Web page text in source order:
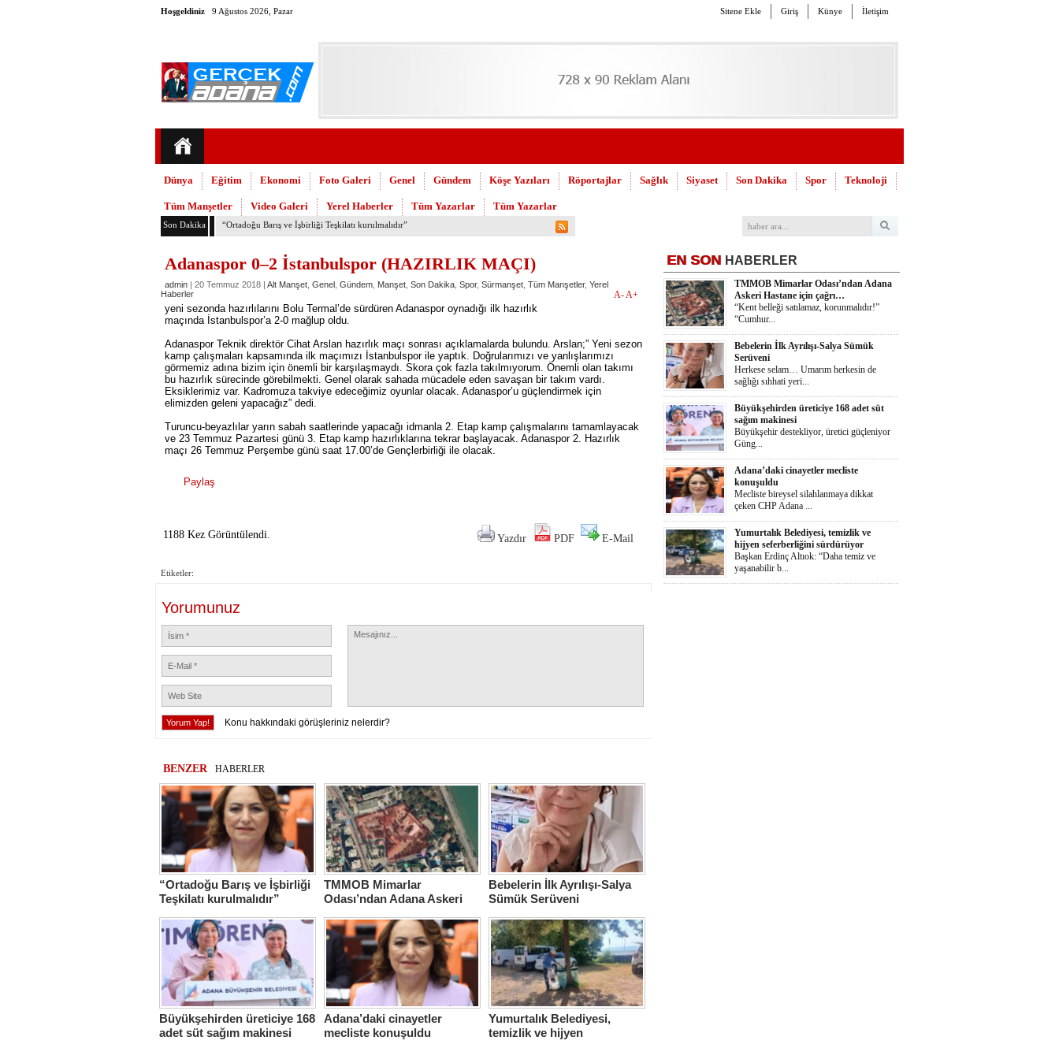
Hoşgeldiniz 9 Ağustos 2026, Pazar Sitene Ekle Giriş Künye İletişim
Dünya Eğitim Ekonomi Foto Galeri Genel Gündem Köşe Yazıları Röportajlar Sağlık Siyaset Son Dakika Spor Teknoloji
Tüm Manşetler Video Galeri Yerel Haberler Tüm Yazarlar Tüm Yazarlar
Son Dakika TMMOB Mimarlar Odası’ndan Adana Askeri Hastane için çağrı…
Adanaspor 0–2 İstanbulspor (HAZIRLIK MAÇI)
admin | 20 Temmuz 2018 | Alt Manşet Genel Gündem Manşet Son Dakika Spor, Sürmanşet Tüm Manşetler, Yerel
Haberler
A-A+
yeni sezonda hazırlılarını Bolu Termal’de sürdüren Adanaspor oynadığı ilk hazırlık
maçında İstanbulspor’a 2-0 mağlup oldu.
Adanaspor Teknik direktör Cihat Arslan hazırlık maçı sonrası açıklamalarda bulundu. Arslan;” Yeni sezon
kamp çalışmaları kapsamında ilk maçımızı İstanbulspor ile yaptık. Doğrularımızı ve yanlışlarımızı
görmemiz adına bizim için önemli bir karşılaşmaydı. Skora çok fazla takılmıyorum. Önemli olan takımı
bu hazırlık sürecinde görebilmekti. Genel olarak sahada mücadele eden savaşan bir takım vardı.
Eksiklerimiz var. Kadromuza takviye edeceğimiz oyunlar olacak. Adanaspor’u güçlendirmek için
elimizden geleni yapacağız” dedi.
Turuncu-beyazlılar yarın sabah saatlerinde yapacağı idmanla 2. Etap kamp çalışmalarını tamamlayacak
ve 23 Temmuz Pazartesi günü 3. Etap kamp hazırlıklarına tekrar başlayacak. Adanaspor 2. Hazırlık
maçı 26 Temmuz Perşembe günü saat 17.00’de Gençlerbirliği ile olacak.
Paylaş
1188 Kez Görüntülendi. Yazdır PDF E-Mail
Etiketler:
Yorumunuz
Konu hakkındaki görüşleriniz nelerdir?
BENZER HABERLER
“Ortadoğu Barış ve İşbirliği
Teşkilatı kurulmalıdır”
TMMOB Mimarlar
Odası’ndan Adana Askeri
Bebelerin İlk Ayrılışı-Salya
Sümük Serüveni
Büyükşehirden üreticiye 168
adet süt sağım makinesi
Adana’daki cinayetler
mecliste konuşuldu
Yumurtalık Belediyesi,
temizlik ve hijyen
EN SON HABERLER
TMMOB Mimarlar Odası’ndan Adana
Askeri Hastane için çağrı…
“Kent belleği satılamaz, korunmalıdır!”
“Cumhur...
Bebelerin İlk Ayrılışı-Salya Sümük
Serüveni
Herkese selam… Umarım herkesin de
sağlığı sıhhati yeri...
Büyükşehirden üreticiye 168 adet süt
sağım makinesi
Büyükşehir destekliyor, üretici güçleniyor
Güng...
Adana’daki cinayetler mecliste
konuşuldu
Mecliste bireysel silahlanmaya dikkat
çeken CHP Adana ...
Yumurtalık Belediyesi, temizlik ve
hijyen seferberliğini sürdürüyor
Başkan Erdinç Altıok: “Daha temiz ve
yaşanabilir b...